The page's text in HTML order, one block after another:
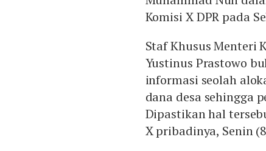
Komisi X DPR pada
Staf Khusus Menteri
Yustinus Prastowo
informasi seolah
dana desa sehingga
Dipastikan hal
X pribadinya, Senin